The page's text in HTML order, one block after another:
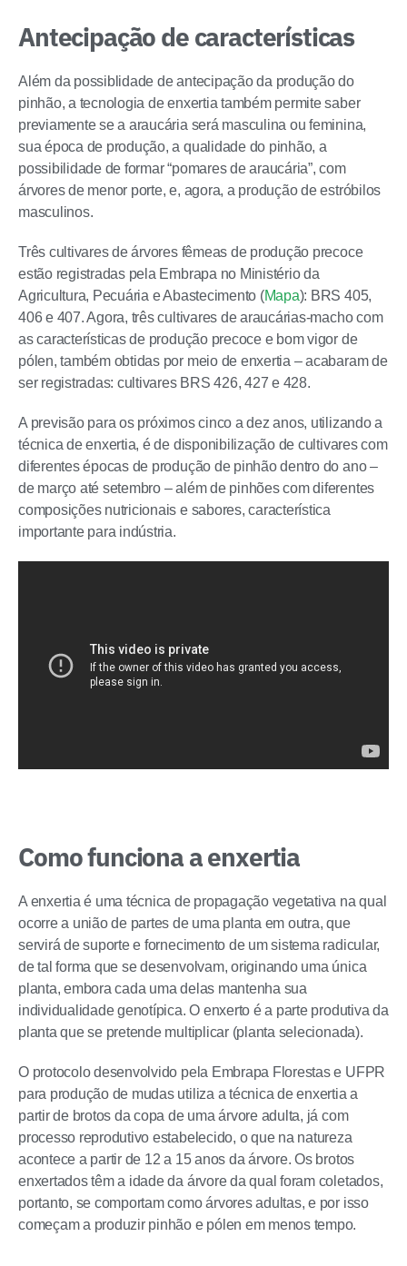
Antecipação de características
Além da possiblidade de antecipação da produção do
pinhão, a tecnologia de enxertia também permite saber
previamente se a araucária será masculina ou feminina,
sua época de produção, a qualidade do pinhão, a
possibilidade de formar “pomares de araucária”, com
árvores de menor porte, e, agora, a produção de estróbilos
masculinos.
Três cultivares de árvores fêmeas de produção precoce
estão registradas pela Embrapa no Ministério da
Agricultura, Pecuária e Abastecimento (Mapa): BRS 405,
406 e 407. Agora, três cultivares de araucárias-macho com
as características de produção precoce e bom vigor de
pólen, também obtidas por meio de enxertia – acabaram de
ser registradas: cultivares BRS 426, 427 e 428.
A previsão para os próximos cinco a dez anos, utilizando a
técnica de enxertia, é de disponibilização de cultivares com
diferentes épocas de produção de pinhão dentro do ano –
de março até setembro – além de pinhões com diferentes
composições nutricionais e sabores, característica
importante para indústria.
Como funciona a enxertia
A enxertia é uma técnica de propagação vegetativa na qual
ocorre a união de partes de uma planta em outra, que
servirá de suporte e fornecimento de um sistema radicular,
de tal forma que se desenvolvam, originando uma única
planta, embora cada uma delas mantenha sua
individualidade genotípica. O enxerto é a parte produtiva da
planta que se pretende multiplicar (planta selecionada).
O protocolo desenvolvido pela Embrapa Florestas e UFPR
para produção de mudas utiliza a técnica de enxertia a
partir de brotos da copa de uma árvore adulta, já com
processo reprodutivo estabelecido, o que na natureza
acontece a partir de 12 a 15 anos da árvore. Os brotos
enxertados têm a idade da árvore da qual foram coletados,
portanto, se comportam como árvores adultas, e por isso
começam a produzir pinhão e pólen em menos tempo.